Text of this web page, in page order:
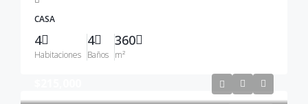
CASA
4
Habitaciones
4
Baños
360
m²